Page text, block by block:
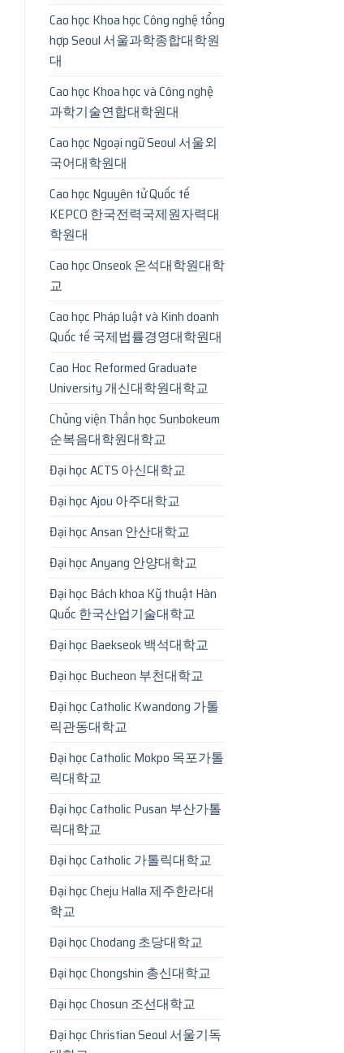
Cao học Khoa học Công nghệ tổng
hợp Seoul 서울과학종합대학원
대
Cao học Khoa học và Công nghệ
과학기술연합대학원대
Cao học Ngoại ngữ Seoul 서울외
국어대학원대
Cao học Nguyên tử Quốc tế
KEPCO 한국전력국제원자력대
학원대
Cao học Onseok 온석대학원대학
교
Cao học Pháp luật và Kinh doanh
Quốc tế 국제법률경영대학원대
Cao Hoc Reformed Graduate
University 개신대학원대학교
Chủng viện Thần học Sunbokeum
순복음대학원대학교
Đại học ACTS 아신대학교
Đại học Ajou 아주대학교
Đại học Ansan 안산대학교
Đại học Anyang 안양대학교
Đại học Bách khoa Kỹ thuật Hàn
Quốc 한국산업기술대학교
Đại học Baekseok 백석대학교
Đại học Bucheon 부천대학교
Đại học Catholic Kwandong 가톨
릭관동대학교
Đại học Catholic Mokpo 목포가톨
릭대학교
Đại học Catholic Pusan 부산가톨
릭대학교
Đại học Catholic 가톨릭대학교
Đại học Cheju Halla 제주한라대
학교
Đại học Chodang 초당대학교
Đại học Chongshin 총신대학교
Đại học Chosun 조선대학교
Đại học Christian Seoul 서울기독